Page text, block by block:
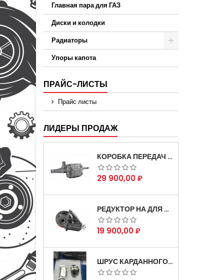
Главная пара для ГАЗ
Диски и колодки
Радиаторы
Упоры капота
ПРАЙС-ЛИСТЫ
Прайс листы
ЛИДЕРЫ ПРОДАЖ
КОРОБКА ПЕРЕДАЧ НА ДЛЯ АВТОМОБИЛЯ ГАЗЕЛЬ 3302 АРТИКУЛ 3302-1700010 (УСИЛЕННАЯ)
Цена
29 900,00 ₽
РЕДУКТОР НА ДЛЯ АВТОМОБИЛЯ ГАЗЕЛЬ СКОРОСТНОЙ 12Х43 ЗУБ
Цена
19 900,00 ₽
ШРУС КАРДАННОГО ВАЛА СОБОЛЬ ДЛЯ АВТОМОБИЛЯ ГАЗЕЛЬ 4Х4